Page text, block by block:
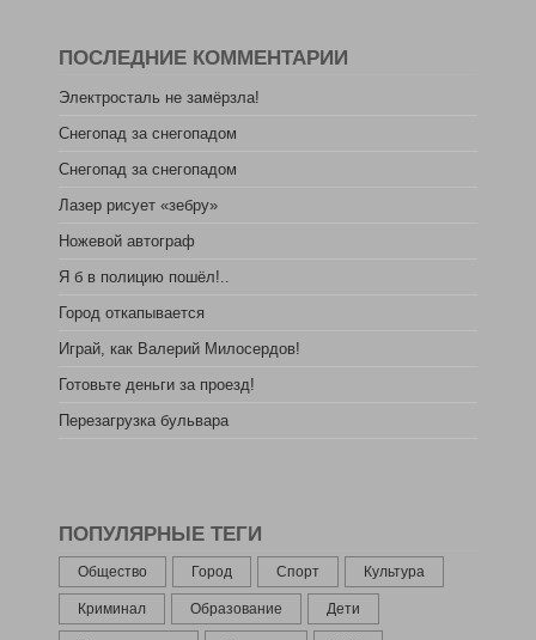
ПОСЛЕДНИЕ КОММЕНТАРИИ
Электросталь не замёрзла!
Снегопад за снегопадом
Снегопад за снегопадом
Лазер рисует «зебру»
Ножевой автограф
Я б в полицию пошёл!..
Город откапывается
Играй, как Валерий Милосердов!
Готовьте деньги за проезд!
Перезагрузка бульвара
ПОПУЛЯРНЫЕ ТЕГИ
Общество Город Спорт Культура
Криминал Образование Дети